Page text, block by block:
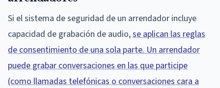
Si el sistema de seguridad de un arrendador incluye
capacidad de grabación de audio,se aplican las reglas
de consentimiento de una sola parte. Un arrendador
puede grabar conversaciones en las que participe
(como llamadas telefónicas o conversaciones cara a